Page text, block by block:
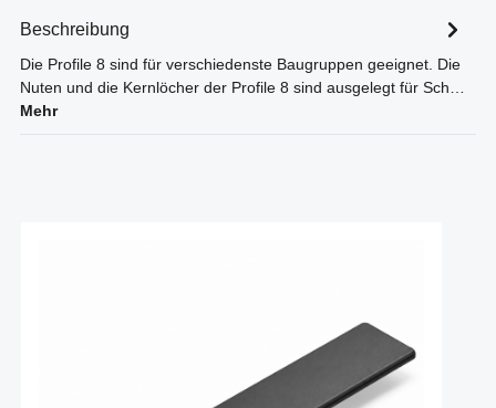
Beschreibung
Die Profile 8 sind für verschiedenste Baugruppen geeignet. Die
Nuten und die Kernlöcher der Profile 8 sind ausgelegt für Sch…
Mehr